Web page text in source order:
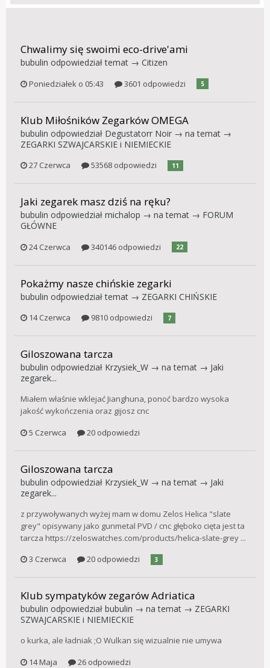
Chwalimy się swoimi eco-drive'ami
bubulin odpowiedział temat → Citizen
Poniedziałek o 05:43 3601 odpowiedzi 5
Klub Miłośników Zegarków OMEGA
bubulin odpowiedział Degustatorr Noir → na temat →
ZEGARKI SZWAJCARSKIE i NIEMIECKIE
27 Czerwca 53568 odpowiedzi 11
Jaki zegarek masz dziś na ręku?
bubulin odpowiedział michalop → na temat → FORUM
GŁÓWNE
24 Czerwca 340146 odpowiedzi 22
Pokażmy nasze chińskie zegarki
bubulin odpowiedział temat → ZEGARKI CHIŃSKIE
14 Czerwca 9810 odpowiedzi 7
Giloszowana tarcza
bubulin odpowiedział Krzysiek_W → na temat → Jaki
zegarek...
Miałem właśnie wklejać Jianghuna, ponoć bardzo wysoka
jakość wykończenia oraz gijosz cnc
5 Czerwca
20 odpowiedzi
Giloszowana tarcza
bubulin odpowiedział Krzysiek_W → na temat → Jaki
zegarek...
z przywoływanych wyżej mam w domu Zelos Helica "slate
grey" opisywany jako gunmetal PVD / cnc głęboko cięta jest ta
tarcza https://zeloswatches.com/products/helica-slate-grey ...
3 Czerwca
20 odpowiedzi 3
Klub sympatyków zegarów Adriatica
bubulin odpowiedział bubulin → na temat → ZEGARKI
SZWAJCARSKIE i NIEMIECKIE
o kurka, ale ładniak ;O Wulkan się wizualnie nie umywa
14 Maja
26 odpowiedzi